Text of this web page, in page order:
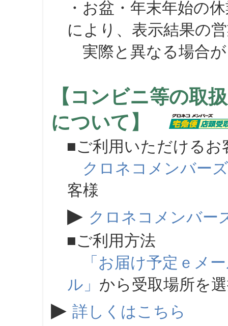
・お盆・年末年始の
により、表示結果の
実際と異なる場合が
【コンビニ等の取
について】
■ご利用いただけるお
クロネコメンバーズ
客様
▶ クロネコメンバー
■ご利用方法
「お届け予定ｅメ
ル」 から受取場所を
▶ 詳しくはこちら